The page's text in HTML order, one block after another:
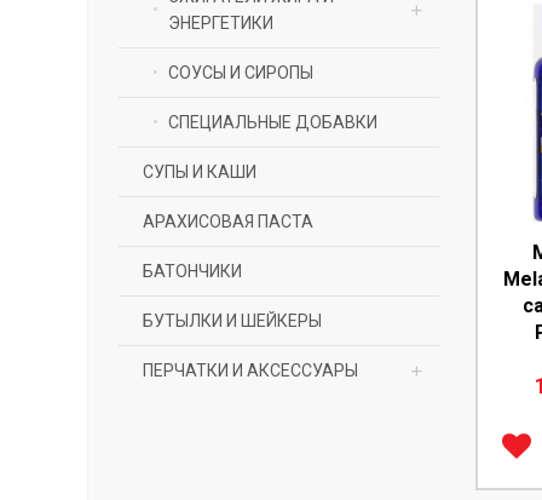
протеина
Сывороточный протеин
ЭНЕРГЕТИКИ
CLA
Карнитин
Комплексные
СОУСЫ И СИРОПЫ
СПЕЦИАЛЬНЫЕ ДОБАВКИ
СУПЫ И КАШИ
АРАХИСОВАЯ ПАСТА
БАТОНЧИКИ
БУТЫЛКИ И ШЕЙКЕРЫ
ПЕРЧАТКИ И АКСЕССУАРЫ